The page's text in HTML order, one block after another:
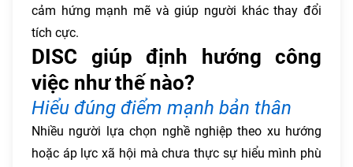
cảm hứng mạnh mẽ và giúp người khác thay đổi
tích cực.
DISC giúp định hướng công
việc như thế nào?
Hiểu đúng điểm mạnh bản thân
Nhiều người lựa chọn nghề nghiệp theo xu hướng
hoặc áp lực xã hội mà chưa thực sự hiểu mình phù